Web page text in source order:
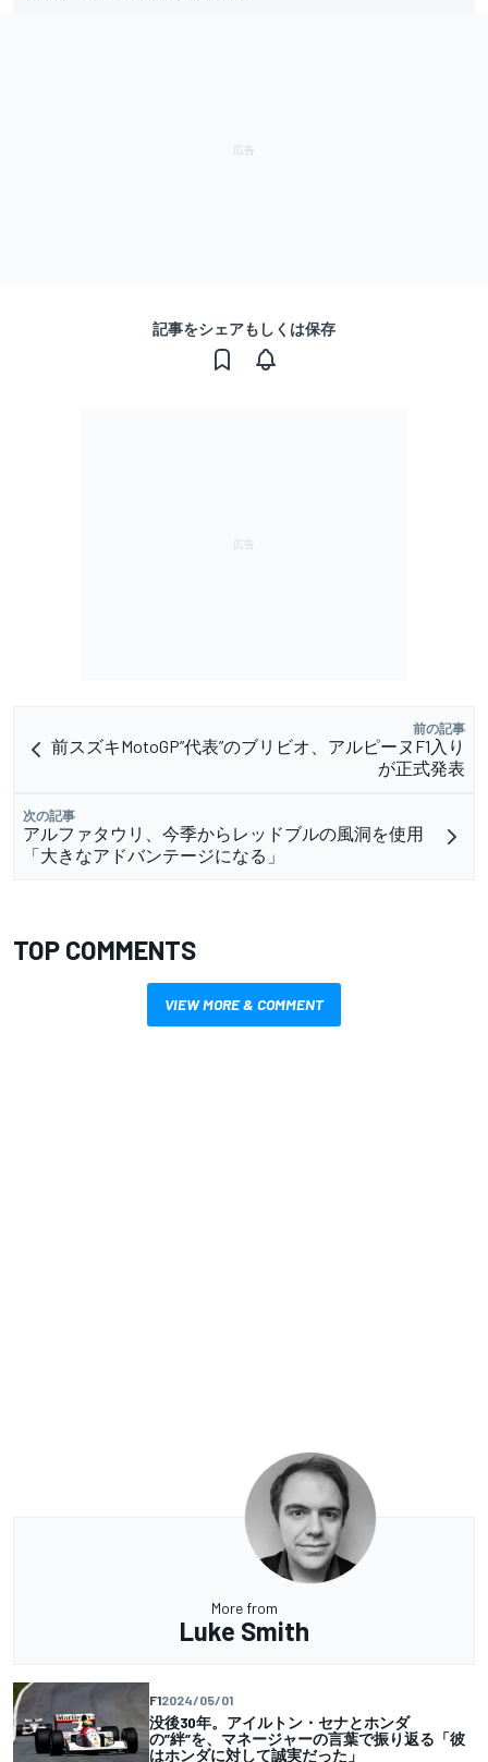
記事をシェアもしくは保存
前の記事
前スズキMotoGP”代表”のブリビオ、アルピーヌF1入り
が正式発表
次の記事
アルファタウリ、今季からレッドブルの風洞を使用
「大きなアドバンテージになる」
TOP COMMENTS
VIEW MORE & COMMENT
More from
Luke Smith
F12024/05/01
没後30年。アイルトン・セナとホンダ
の”絆”を、マネージャーの言葉で振り返る「彼
はホンダに対して誠実だった」